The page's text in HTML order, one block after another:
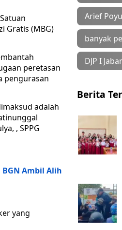
Gratis (MBG)
peretasan
pengurasan
adalah
, SPPG
Ambil Alih
yang
Arief
banyak
DJP I Jabar
Berita